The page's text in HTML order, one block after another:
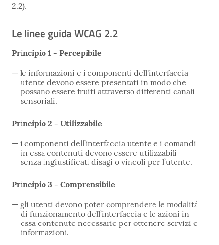
2.2).
Le linee guida WCAG 2.2
Principio 1 - Percepibile
le informazioni e i componenti dell'interfaccia
utente devono essere presentati in modo che
possano essere fruiti attraverso differenti canali
sensoriali.
Principio 2 - Utilizzabile
i componenti dell’interfaccia utente e i comandi
in essa contenuti devono essere utilizzabili
senza ingiustificati disagi o vincoli per l’utente.
Principio 3 - Comprensibile
gli utenti devono poter comprendere le modalità
di funzionamento dell’interfaccia e le azioni in
essa contenute necessarie per ottenere servizi e
informazioni.